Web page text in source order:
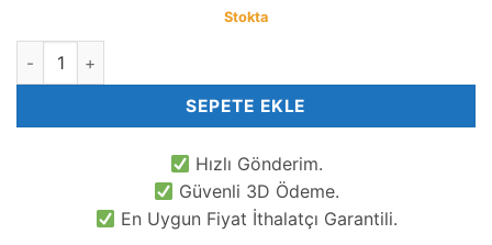
Stokta
8 MM Küre Mor Akik Taşı adet
SEPETE EKLE
Hızlı Gönderim.
Güvenli 3D Ödeme.
En Uygun Fiyat İthalatçı Garantili.